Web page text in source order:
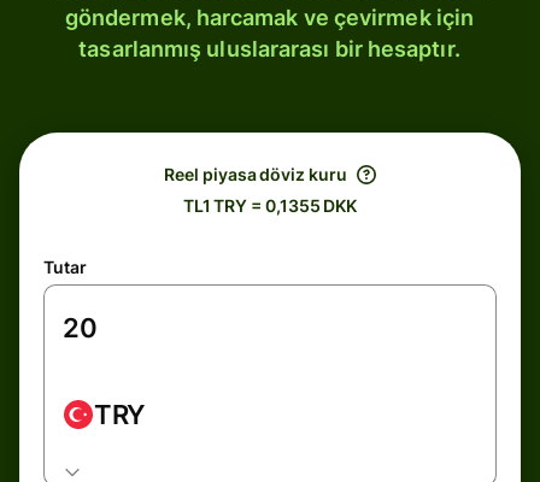
göndermek, harcamak ve çevirmek için
tasarlanmış uluslararası bir hesaptır.
Reel piyasa döviz kuru
TL1 TRY = 0,1355 DKK
Tutar
TRY